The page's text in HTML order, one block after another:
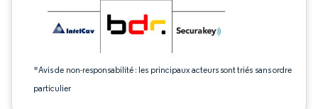
*Avis de non-responsabilité : les principaux acteurs sont triés sans ordre
particulier